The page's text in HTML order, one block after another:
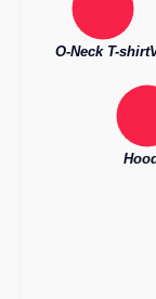
O-Neck T-shirt